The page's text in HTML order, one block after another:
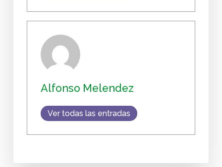
Alfonso Melendez
Ver todas las entradas